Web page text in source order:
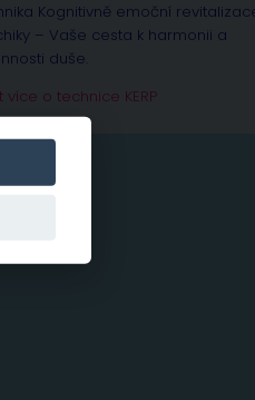
Kognitivně emoční
– Vaše cesta k harmonii a
duše.
více o technice KERP